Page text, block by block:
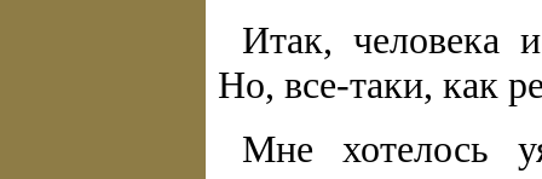
Итак, человека
Но, все-таки, как
Мне хотелось